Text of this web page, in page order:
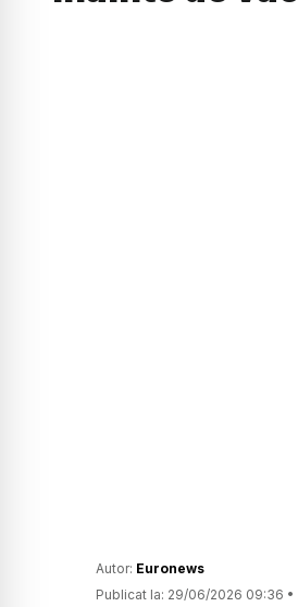
Autor: Euronews
Publicat la: 29/06/2026 09:36 •